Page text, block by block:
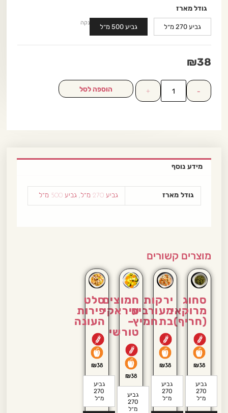
גודל מארז
גביע 270 מ״ל גביע 500 מ״ל
נקה
₪38
הוספה לסל
מידע נוסף
גודל מארז גביע 270 מ״ל , גביע 500 מ״ל
מוצרים קשורים
סחוג
מרוקאי
(חריף)
₪38
גביע
270
מ״ל
ירקות
מעורבים
בתחמיץ
₪38
גביע
270
מ״ל
חמוצים
עיראקי
–
טורשי
₪38
גביע
270
מ״ל
סלט
פירות
העונה
₪38
גביע
270
מ״ל